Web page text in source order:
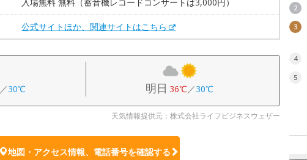
入場無料 無料（蓄音機レコードコンサートは3,000円）
公式サイトほか、関連サイトはこちら
／30℃ 明日 36℃／30℃
天気情報提供元：株式会社ライフビジネスウェザー
地図・アクセス情報、電話番号を確認する
2
3
4
5